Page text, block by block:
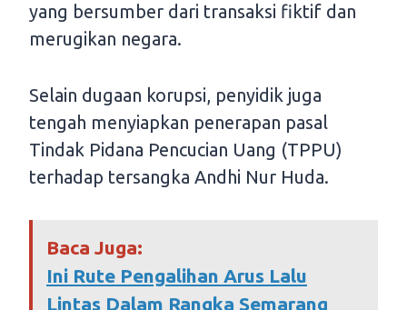
yang bersumber dari transaksi fiktif dan
merugikan negara.
Selain dugaan korupsi, penyidik juga
tengah menyiapkan penerapan pasal
Tindak Pidana Pencucian Uang (TPPU)
terhadap tersangka Andhi Nur Huda.
Baca Juga:
Ini Rute Pengalihan Arus Lalu
Lintas Dalam Rangka Semarang